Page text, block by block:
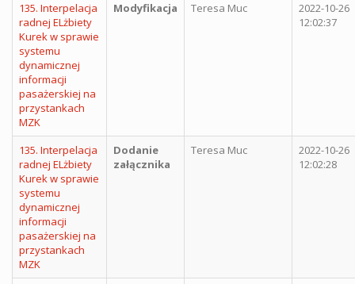
135. Interpelacja
radnej ELżbiety
Kurek w sprawie
systemu
dynamicznej
informacji
pasażerskiej na
przystankach
MZK
Modyfikacja Teresa Muc
2022-10-26
12:02:37
135. Interpelacja
radnej ELżbiety
Kurek w sprawie
systemu
dynamicznej
informacji
pasażerskiej na
przystankach
MZK
Dodanie
załącznika
Teresa Muc
2022-10-26
12:02:28